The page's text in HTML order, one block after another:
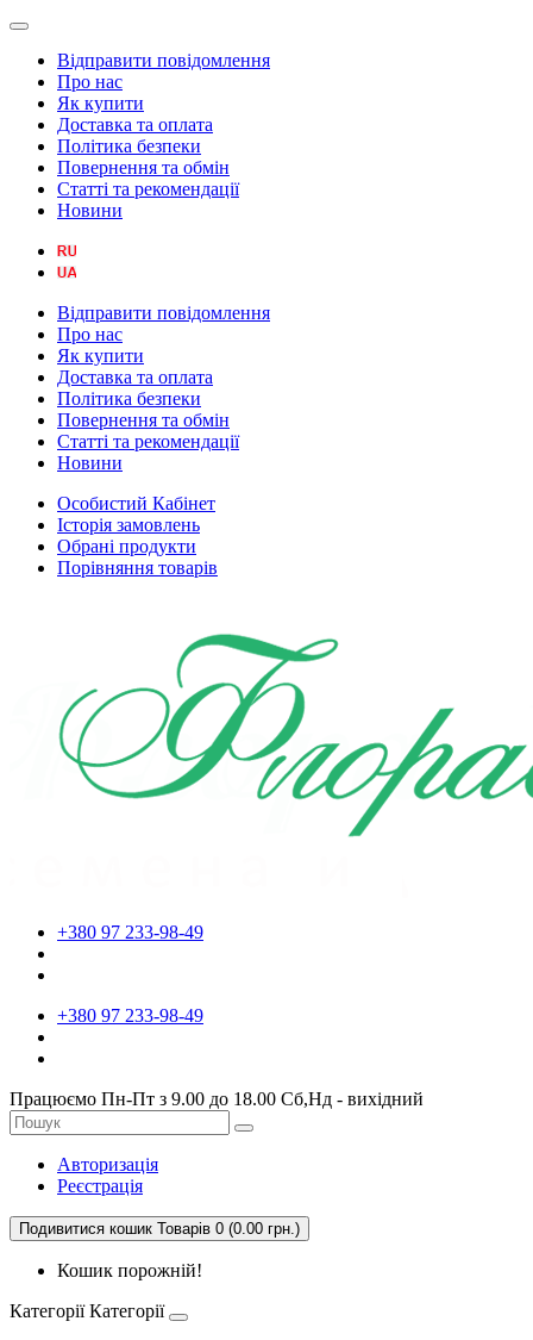
Відправити повідомлення
Про нас
Як купити
Доставка та оплата
Політика безпеки
Повернення та обмін
Статті та рекомендації
Новини
Відправити повідомлення
Про нас
Як купити
Доставка та оплата
Політика безпеки
Повернення та обмін
Статті та рекомендації
Новини
Особистий Кабінет
Історія замовлень
Обрані продукти
Порівняння товарів
+380 97 233-98-49
+380 97 233-98-49
Працюємо Пн-Пт з 9.00 до 18.00 Сб,Нд - вихідний
Авторизація
Реєстрація
Подивитися кошик Товарів 0 (0.00 грн.)
Кошик порожній!
Категорії Категорії